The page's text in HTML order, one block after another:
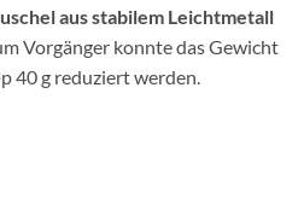
aus stabilem Leichtmetall
Vorgänger konnte das Gewicht
40 g reduziert werden.